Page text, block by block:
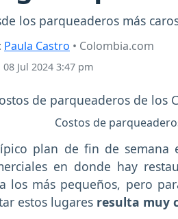
los parqueaderos más
Paula Castro • Colombia.com
08 Jul 2024 3:47 pm
Costos de
plan de fin de semana
en donde hay
los más pequeños, pero
estos lugares resulta muy